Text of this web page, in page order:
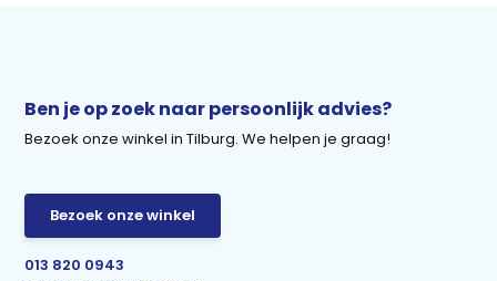
Ben je op zoek naar persoonlijk advies?
Bezoek onze winkel in Tilburg. We helpen je graag!
Bezoek onze winkel
013 820 0943